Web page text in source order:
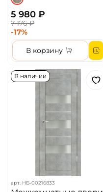
5 980 ₽
7 176 ₽
-17%
В корзину
В наличии
арт. НБ-00216833